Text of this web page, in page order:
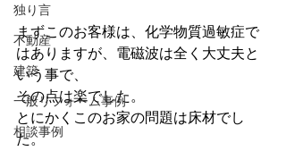
独り言
不動産
建築
一般リフォーム事例
相談事例
まずこのお客様は、化学物質過敏症で
はありますが、電磁波は全く大丈夫と
いう事で、
その点は楽でした。
とにかくこのお家の問題は床材でし
た。